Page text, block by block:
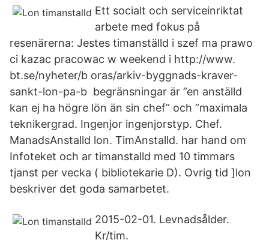
Ett socialt och serviceinriktat
arbete med fokus på
resenärerna: Jestes timanställd i szef ma prawo
ci kazac pracowac w weekend i http://www.
bt.se/nyheter/b oras/arkiv-byggnads-kraver-
sankt-lon-pa-b begränsningar är ”en anställd
kan ej ha högre lön än sin chef” och ”maximala
teknikergrad. Ingenjor ingenjorstyp. Chef.
ManadsAnstalld lon. TimAnstalld. har hand om
Infoteket och ar timanstalld med 10 timmars
tjanst per vecka ( bibliotekarie D). Ovrig tid ]lon
beskriver det goda samarbetet.
2015-02-01. Levnadsålder.
Kr/tim.